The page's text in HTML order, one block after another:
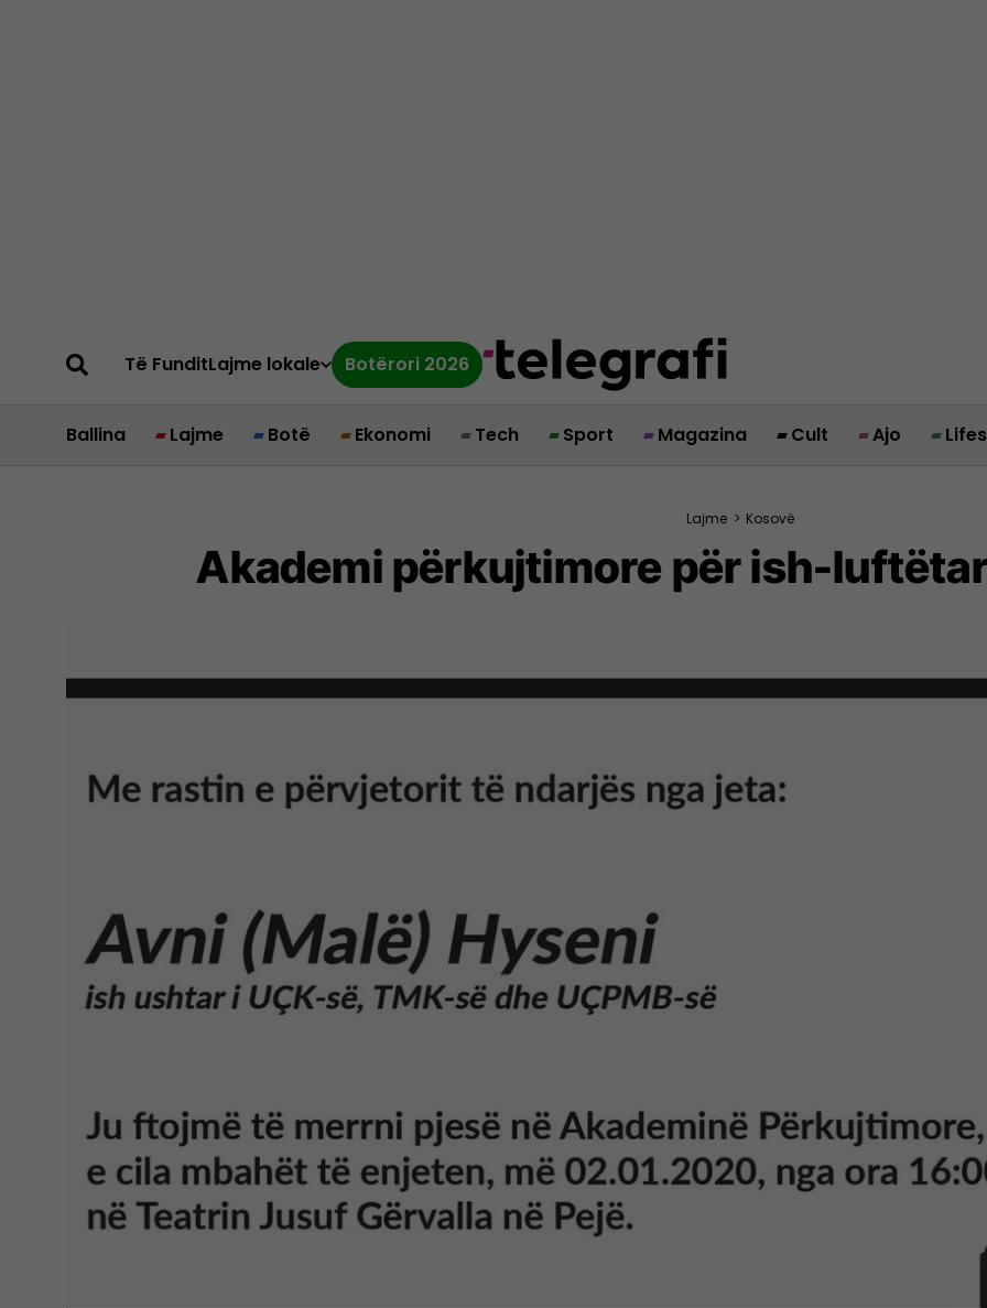
Të FunditLajme lokale Botërori 2026
Ballina Lajme Botë Ekonomi Tech Sport Magazina Cult Ajo
Lajme > Kosovë
Akademi përkujtimore për ish-